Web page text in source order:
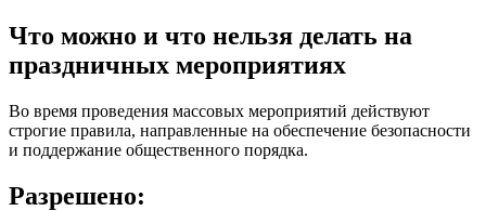
Что можно и что нельзя делать на
праздничных мероприятиях
Во время проведения массовых мероприятий действуют
строгие правила, направленные на обеспечение безопасности
и поддержание общественного порядка.
Разрешено: